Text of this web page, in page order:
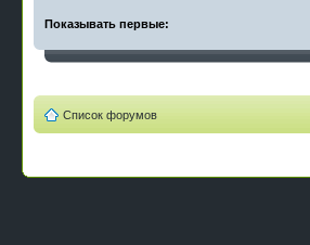
Показывать первые:
Список форумов